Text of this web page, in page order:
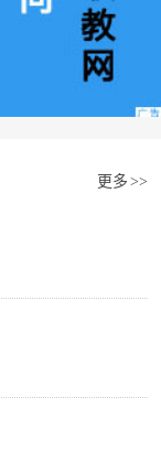
更多 >>